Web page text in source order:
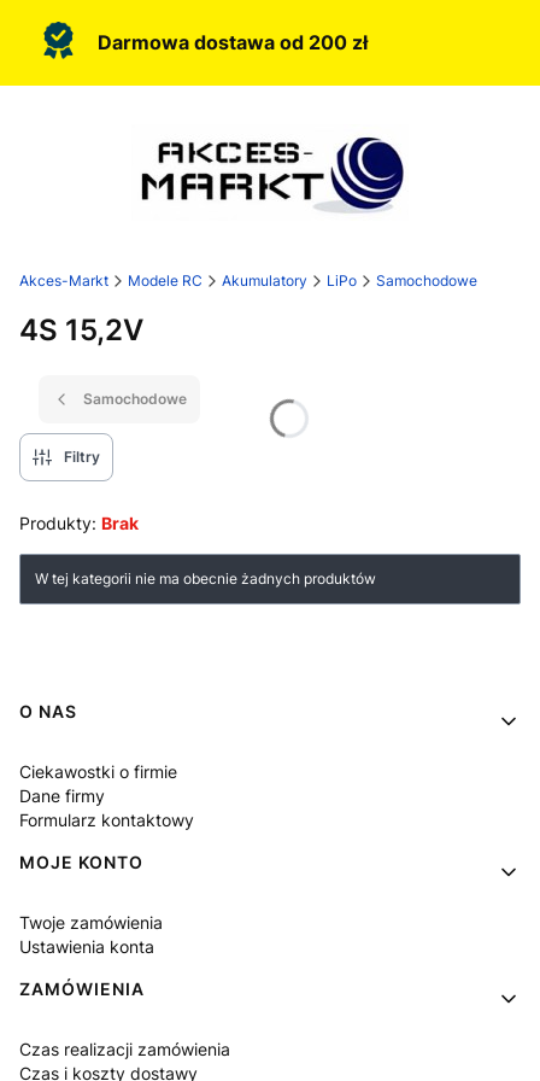
Darmowa dostawa od 200 zł
Akces-Markt Modele RC Akumulatory LiPo Samochodowe
4S 15,2V
Samochodowe
Filtry
Produkty: Brak
Lista produktów
W tej kategorii nie ma obecnie żadnych produktów
Linki w stopce
O NAS
Ciekawostki o firmie
Dane firmy
Formularz kontaktowy
MOJE KONTO
Twoje zamówienia
Ustawienia konta
ZAMÓWIENIA
Czas realizacji zamówienia
Czas i koszty dostawy